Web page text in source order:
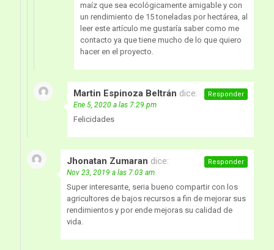
maíz que sea ecológicamente amigable y con
un rendimiento de 15 toneladas por hectárea, al
leer este artículo me gustaría saber como me
contacto ya que tiene mucho de lo que quiero
hacer en el proyecto.
Martin Espinoza Beltrán dice:
Ene 5, 2020 a las 7:29 pm
Felicidades
Responder
Jhonatan Zumaran dice:
Nov 23, 2019 a las 7:03 am
Super interesante, seria bueno compartir con los
agricultores de bajos recursos a fin de mejorar sus
rendimientos y por ende mejoras su calidad de
vida.
Responder